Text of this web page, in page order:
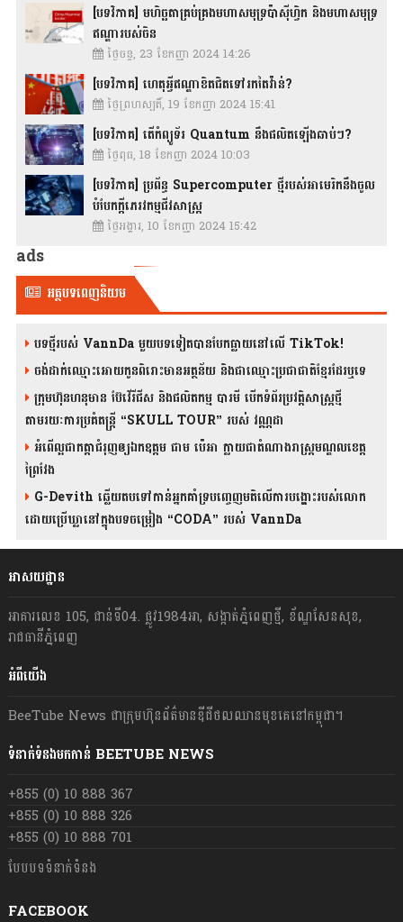
[បទវិភាគ] មហិច្ឆតាគ្រប់គ្រងមហាសមុទ្រប៉ាស៊ីហ្វិក និងមហាសមុទ្រ
ឥណ្ឌារបស់ចិន
ថ្ងៃចន្ទ, 23 ខែកញ្ញា 2024 14:26
[បទវិភាគ] ហេតុអ្វីឥណ្ឌាខិតជិតទៅរកតៃវ៉ាន់?
ថ្ងៃព្រហស្បតិ៍, 19 ខែកញ្ញា 2024 15:41
[បទវិភាគ] តើកំព្យូទ័រ Quantum នឹងផលិតឡើងឆាប់ៗ?
ថ្ងៃពុធ, 18 ខែកញ្ញា 2024 10:03
[បទវិភាគ] ប្រព័ន្ធ Supercomputer ថ្មីរបស់អាមេរិកនឹងចូល
បំបែកក្តីភេរវកម្មជីវសាស្រ្ត
ថ្ងៃអង្គារ, 10 ខែកញ្ញា 2024 15:42
ads
អត្ថបទពេញនិយម
បទថ្មីរបស់ VannDa មួយបទទៀតបានបែកធ្លាយនៅលើ TikTok!
ចង់ដាក់ឈ្មោះអោយកូនពិរោះមានអត្ថន័យ និងជាឈ្មោះប្រជាជាតិខ្មែរដែរឬទេ
ក្រុមហ៊ុនហនុមាន ប៊ែវើរីជីស និង​ផលិតកម្ម បារមី​ បើកទំព័រប្រវត្តិសាស្ត្រថ្មី
តាមរយៈការប្រគំតន្រ្តី “SKULL TOUR” របស់ វណ្ណដា
អំពើល្អជាកត្តាជំរុញឲ្យឯកឧត្តម ជាម ប៉េអា ក្លាយជាតំណាងរាស្ត្រមណ្ឌលខេត្ត
ព្រៃវែង
G-Devith ឆ្លើយតបទៅកាន់អ្នកគាំទ្របញ្ចេញមតិលើការបង្ហោះរបស់លោក
ដោយប្រើឃ្លានៅក្នុងបទចម្រៀង “CODA” រ​​​បស់ VannDa
អាសយដ្ឋាន
អាគារលេខ 105, ជាន់ទី04. ផ្លូវ1984អា, សង្កាត់ភ្នំពេញថ្មី, ខ័ណ្ឌសែនសុខ,
រាជធានីភ្នំពេញ
អំពីយើង
BeeTube News ជា​ក្រុមហ៊ុន​ព័ត៌មាន​ឌីជីថលឈាន​មុខ​គេ​នៅ​កម្ពុជា។
ទំនាក់ទំនងមកកាន់ BEETUBE NEWS
+855 (0) 10 888 367
+855 (0) 10 888 326
+855 (0) 10 888 701
បែបបទទំនាក់ទំនង
FACEBOOK